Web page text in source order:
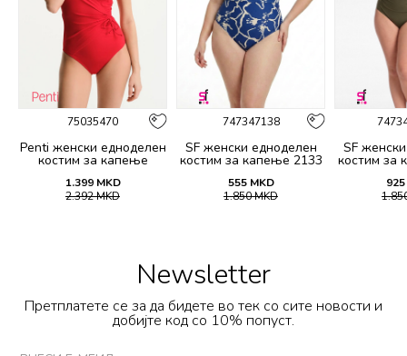
75035470
Penti женски едноделен
костим за капење
SUIT
1.399 MKD
2.392MKD
747347138
SF женски едноделен
костим за капење 2133
555 MKD
1.850MKD
SF
костим за
925
Newsletter
Претплатете се за да бидете во тек со сите новости и
добијте код со 10% попуст.